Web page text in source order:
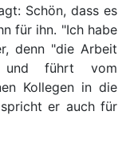
Schön, dass es
für ihn. "Ich habe
denn "die Arbeit
und führt vom
Kollegen in die
er auch für